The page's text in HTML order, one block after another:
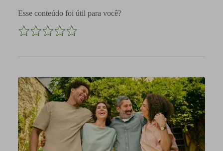
Esse conteúdo foi útil para você?